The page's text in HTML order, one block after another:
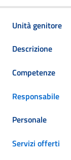
Unità genitore
Descrizione
Competenze
Responsabile
Personale
Servizi offerti